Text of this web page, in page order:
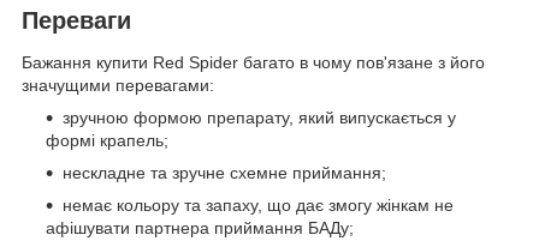
Переваги
Бажання купити Red Spider багато в чому пов'язане з його
значущими перевагами:
зручною формою препарату, який випускається у
формі крапель;
нескладне та зручне схемне приймання;
немає кольору та запаху, що дає змогу жінкам не
афішувати партнера приймання БАДу;